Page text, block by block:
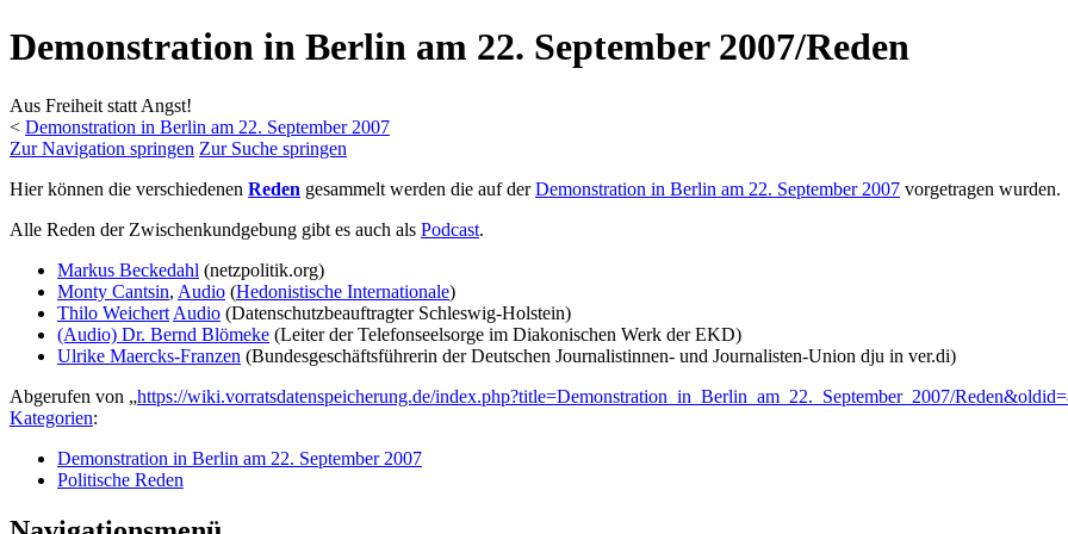
Demonstration in Berlin am 22. September 2007/Reden
Aus Freiheit statt Angst!
< Demonstration in Berlin am 22. September 2007
Zur Navigation springen Zur Suche springen
Hier können die verschiedenen Reden gesammelt werden die auf derDemonstration in Berlin am 22. September 2007 vorgetragen wurden.
Alle Reden der Zwischenkundgebung gibt es auch als Podcast.
Markus Beckedahl (netzpolitik.org)
Monty Cantsin, Audio (Hedonistische Internationale)
Thilo Weichert Audio (Datenschutzbeauftragter Schleswig-Holstein)
(Audio) Dr. Bernd Blömeke (Leiter der Telefonseelsorge im Diakonischen Werk der EKD)
Ulrike Maercks-Franzen (Bundesgeschäftsführerin der Deutschen Journalistinnen- und Journalisten-Union dju in ver.di)
Abgerufen von „https://wiki.vorratsdatenspeicherung.de/index.php?title=Demonstration_in_Berlin_am_22._September_2007/
Kategorien:
Demonstration in Berlin am 22. September 2007
Politische Reden